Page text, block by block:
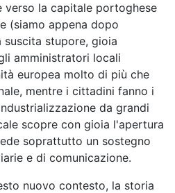
verso la capitale portoghese
(siamo appena dopo
suscita stupore, gioia
amministratori locali
europea molto di più che
mentre i cittadini fanno i
da grandi
scopre con gioia l'apertura
soprattutto un sostegno
e di comunicazione.
nuovo contesto, la storia